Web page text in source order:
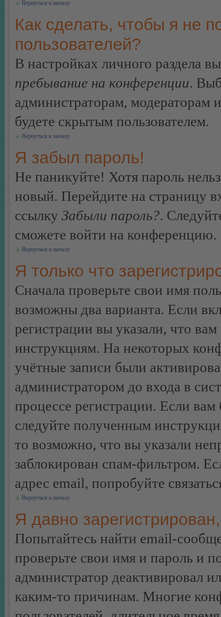
Вернуться к началу
Как сделать, чтобы я не
пользователей?
В настройках личного раздела
пребывание на конференции.
администраторам, модераторам
будете скрытым пользователем.
Вернуться к началу
Я забыл пароль!
Не паникуйте! Хотя пароль
новый. Перейдите на страницу
ссылку Забыли пароль?.
сможете войти на конференцию.
Вернуться к началу
Я только что
Сначала проверьте свои имя
возможны два варианта. Если
регистрации вы указали, что
инструкциям. На некоторых
учётные записи были
администратором до входа в
процессе регистрации. Если
следуйте полученным
то возможно, что вы указали
заблокирован спам-фильтром.
адрес email, попробуйте
Вернуться к началу
Я давно
Попытайтесь найти email-
проверьте свои имя и пароль и
администратор деактивировал
каким-то причинам. Многие